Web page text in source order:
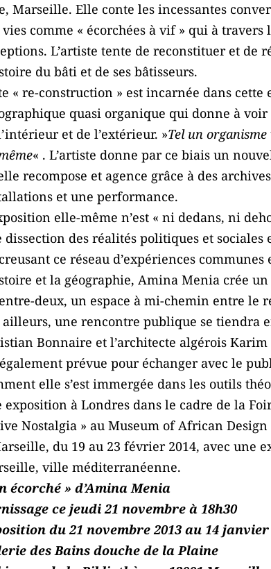
Marseille. Elle conte les incessantes
vies comme « écorchées à vif » qui à
L’artiste tente de reconstituer et
du bâti et de ses bâtisseurs.
« re-construction » est incarnée dans
quasi organique qui donne à
et de l’extérieur. »Tel un
« . L’artiste donne par ce biais un
recompose et agence grâce à des
et une performance.
elle-même n’est « ni dedans, ni
dissection des réalités politiques et sociales
ce réseau d’expériences
et la géographie, Amina Menia crée
deux, un espace à mi-chemin entre le
ailleurs, une rencontre publique se tiendra
Bonnaire et l’architecte algérois
prévue pour échanger avec le
elle s’est immergée dans les outils
exposition à Londres dans le cadre de la
Nostalgia » au Museum of African
du 19 au 23 février 2014, avec une
ville méditerranéenne.
écorché » d’Amina Menia
ce jeudi 21 novembre à 18h30
du 21 novembre 2013 au 14 janvier
des Bains douche de la Plaine